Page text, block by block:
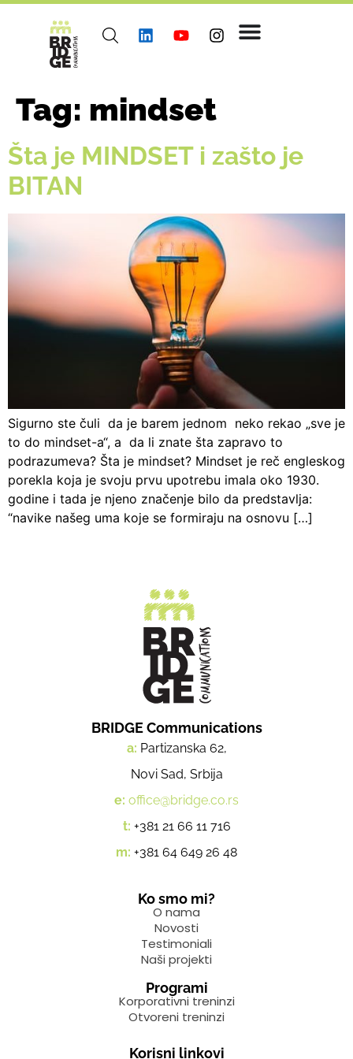
Tag: mindset
Šta je MINDSET i zašto je
BITAN
Sigurno ste čuli da je barem jednom neko rekao „sve je
to do mindset-a“, a da li znate šta zapravo to
podrazumeva? Šta je mindset? Mindset je reč engleskog
porekla koja je svoju prvu upotrebu imala oko 1930.
godine i tada je njeno značenje bilo da predstavlja:
“navike našeg uma koje se formiraju na osnovu […]
BRIDGE Communications
a: Partizanska 62,
Novi Sad, Srbija
e: office@bridge.co.rs
t: +381 21 66 11 716
m: +381 64 649 26 48
Ko smo mi?
O nama
Novosti
Testimoniali
Naši projekti
Programi
Korporativni treninzi
Otvoreni treninzi
Korisni linkovi